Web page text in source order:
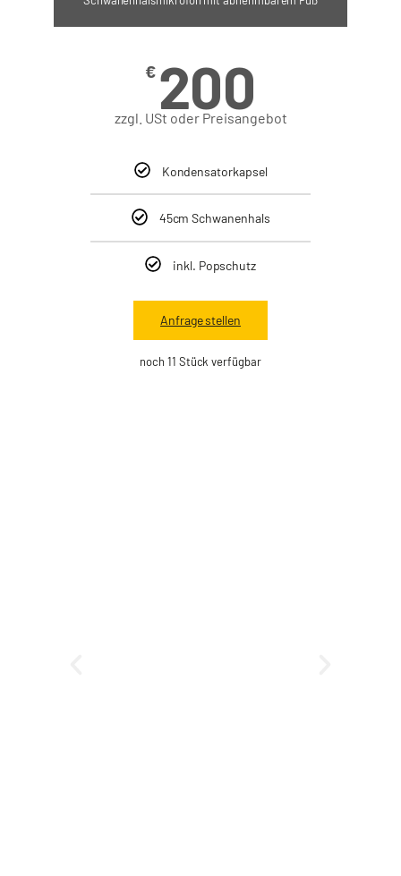
€ 200
zzgl. USt oder Preisangebot
Kondensatorkapsel
45cm Schwanenhals
inkl. Popschutz
Anfrage stellen
noch 11 Stück verfügbar